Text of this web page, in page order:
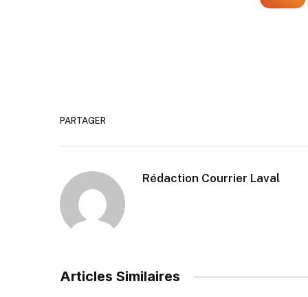
PARTAGER
Rédaction Courrier Laval
Articles Similaires